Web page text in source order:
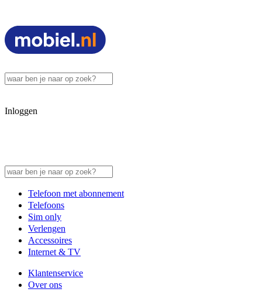
Inloggen
Telefoon met abonnement
Telefoons
Sim only
Verlengen
Accessoires
Internet & TV
Klantenservice
Over ons